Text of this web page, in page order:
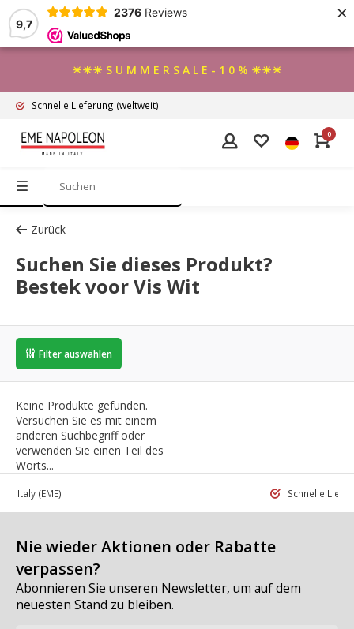
9,7
2376 Reviews ×
☀☀☀ S U M M E R S A L E - 1 0 % ☀☀☀
Schnelle Lieferung (weltweit)
0
Zurück
Suchen Sie dieses Produkt?
Bestek voor Vis Wit
Filter auswählen
Keine Produkte gefunden.
Versuchen Sie es mit einem
anderen Suchbegriff oder
verwenden Sie einen Teil des
Worts...
in Italy (EME) Schnelle
Nie wieder Aktionen oder Rabatte
verpassen?
Abonnieren Sie unseren Newsletter, um auf dem
neuesten Stand zu bleiben.